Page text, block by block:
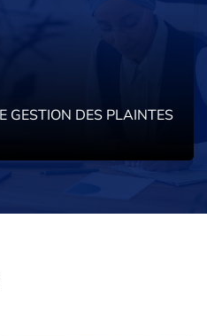
GESTION DES PLAINTES